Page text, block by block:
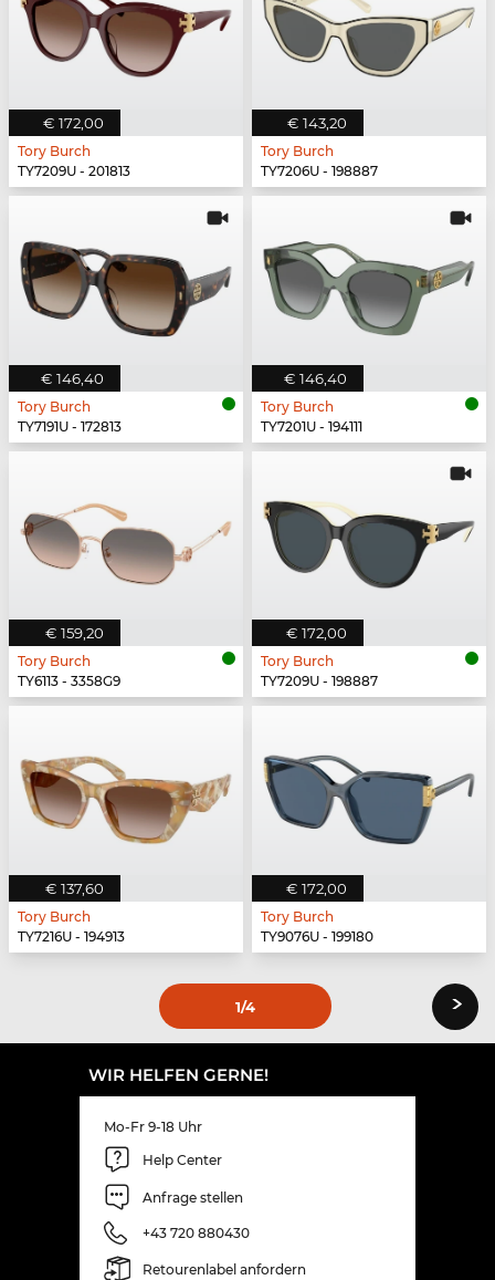
€ 172,00
Tory Burch
TY7209U - 201813
€ 143,20
Tory Burch
TY7206U - 198887
€ 146,40
Tory Burch
TY7191U - 172813
€ 146,40
Tory Burch
TY7201U - 194111
€ 159,20
Tory Burch
TY6113 - 3358G9
€ 172,00
Tory Burch
TY7209U - 198887
€ 137,60
Tory Burch
TY7216U - 194913
€ 172,00
Tory Burch
TY9076U - 199180
1/4 ›
WIR HELFEN GERNE!
Mo-Fr 9-18 Uhr
Help Center
Anfrage stellen
+43 720 880430
Retourenlabel anfordern